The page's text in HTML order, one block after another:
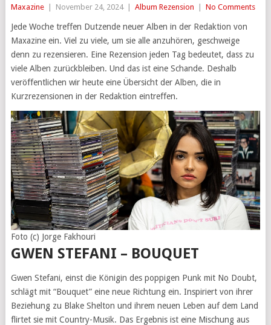
Maxazine November 24, 2024 Album Rezension No Comments
Jede Woche treffen Dutzende neuer Alben in der Redaktion von
Maxazine ein. Viel zu viele, um sie alle anzuhören, geschweige
denn zu rezensieren. Eine Rezension jeden Tag bedeutet, dass zu
viele Alben zurückbleiben. Und das ist eine Schande. Deshalb
veröffentlichen wir heute eine Übersicht der Alben, die in
Kurzrezensionen in der Redaktion eintreffen.
Foto (c) Jorge Fakhouri
GWEN STEFANI – BOUQUET
Gwen Stefani, einst die Königin des poppigen Punk mit No Doubt,
schlägt mit “Bouquet” eine neue Richtung ein. Inspiriert von ihrer
Beziehung zu Blake Shelton und ihrem neuen Leben auf dem Land
flirtet sie mit Country-Musik. Das Ergebnis ist eine Mischung aus